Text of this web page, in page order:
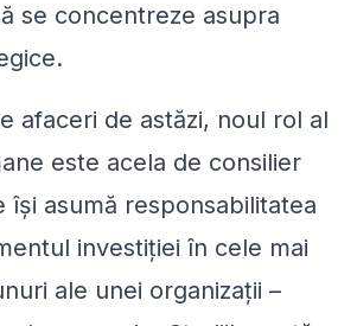
se concentreze asupra
afaceri de astăzi, noul rol al
este acela de consilier
își asumă responsabilitatea
investiției în cele mai
ale unei organizații –